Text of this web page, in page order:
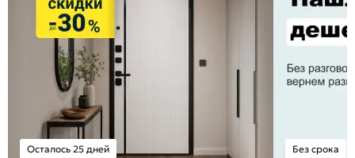
Осталось 25 дней Без срока